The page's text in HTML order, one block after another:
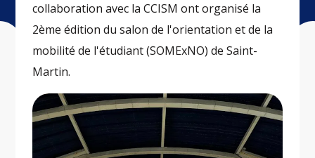
collaboration avec la CCISM ont organisé la
2ème édition du salon de l'orientation et de la
mobilité de l'étudiant (SOMExNO) de Saint-
Martin.